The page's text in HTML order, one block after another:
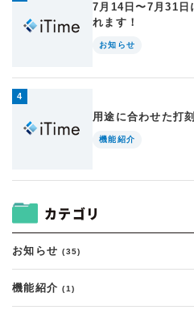
7月14日〜7月31
れます！
お知らせ
用途に合わせた打
機能紹介
カテゴリ
お知らせ(35)
機能紹介(1)